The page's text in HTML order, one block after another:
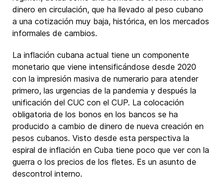
dinero en circulación, que ha llevado al peso cubano
a una cotización muy baja, histórica, en los mercados
informales de cambios.
La inflación cubana actual tiene un componente
monetario que viene intensificándose desde 2020
con la impresión masiva de numerario para atender
primero, las urgencias de la pandemia y después la
unificación del CUC con el CUP. La colocación
obligatoria de los bonos en los bancos se ha
producido a cambio de dinero de nueva creación en
pesos cubanos. Visto desde esta perspectiva la
espiral de inflación en Cuba tiene poco que ver con la
guerra o los precios de los fletes. Es un asunto de
descontrol interno.